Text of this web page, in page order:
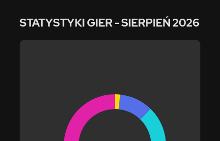
STATYSTYKI GIER- SIERPIEŃ 2026